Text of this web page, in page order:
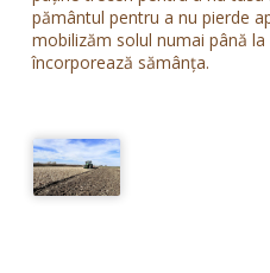
pământul pentru a nu pierde
mobilizăm solul numai până
încorporează sămânța.